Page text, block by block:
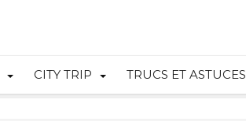
CITY TRIP TRUCS ET ASTUCES